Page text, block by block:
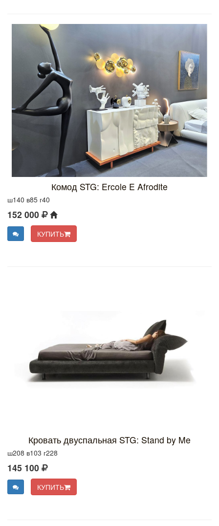
Комод STG: Ercole E Afrodite
ш140 в85 г40
152 000
КУПИТЬ
Кровать двуспальная STG: Stand by Me
ш208 в103 г228
145 100
КУПИТЬ